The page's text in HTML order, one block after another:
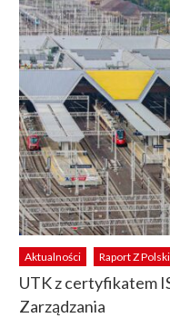
Aktualności Raport Z Polski
UTK z certyfikatem
Zarządzania